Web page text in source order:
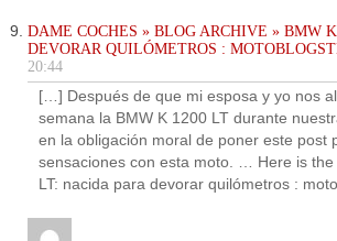
DAME COCHES » BLOG ARCHIVE » BMW
DEVORAR QUILÓMETROS :
20:44
[…] Después de que mi esposa y yo nos
semana la BMW K 1200 LT durante
en la obligación moral de poner este post
sensaciones con esta moto. … Here is
LT: nacida para devorar quilómetros :